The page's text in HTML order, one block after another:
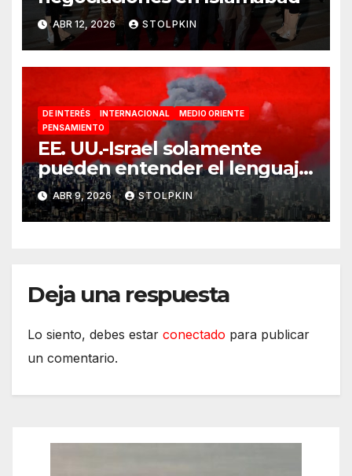
ABR 12, 2026 STOLPKIN
DE INTERÉS INTERNACIONAL
MEDIO ORIENTE
PENSAMIENTO
EE. UU.-Israel solamente
pueden entender el lenguaje
de la guerra
ABR 9, 2026 STOLPKIN
Deja una respuesta
Lo siento, debes estar conectado para publicar
un comentario.